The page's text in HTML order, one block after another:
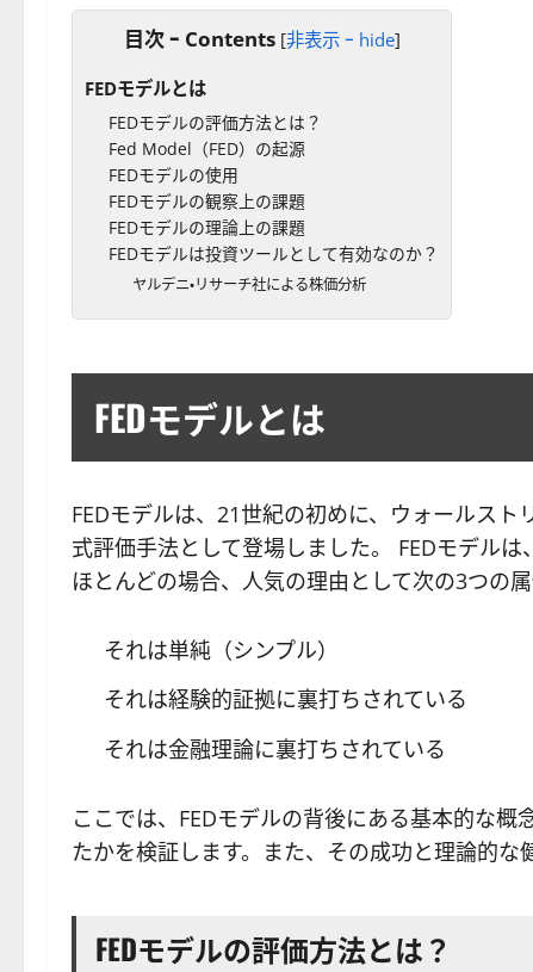
目次 ｰ Contents [非表示 ｰ hide]
FEDモデルとは
FEDモデルの評価方法とは？
Fed Model（FED）の起源
FEDモデルの使用
FEDモデルの観察上の課題
FEDモデルの理論上の課題
FEDモデルは投資ツールとして有効なのか？
ヤルデニ・リサーチ社による株価分析
FEDモデルとは
FEDモデルは、21世紀の初めに、ウォールス
式評価手法として登場しました。 FEDモデル
ほとんどの場合、人気の理由として次の3つの属
それは単純（シンプル）
それは経験的証拠に裏打ちされている
それは金融理論に裏打ちされている
ここでは、FEDモデルの背後にある基本的な
たかを検証します。また、その成功と理論的な
FEDモデルの評価方法とは？